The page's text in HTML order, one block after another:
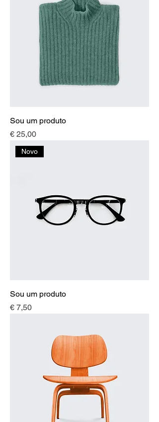
Sou um produto
Preço
€ 25,00
Novo
Sou um produto
Preço
€ 7,50